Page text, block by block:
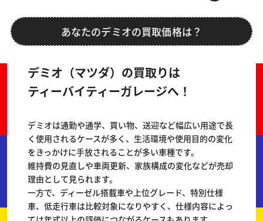
あなたのデミオの買取価格は？
デミオ（マツダ）の買取りは
ティーバイティーガレージへ！
デミオは通勤や通学、買い物、送迎など幅広い用途で長
く使用されるケースが多く、生活環境や使用目的の変化
をきっかけに手放されることが多い車種です。
維持費の見直しや車両更新、家族構成の変化などが売却
理由として見られます。
一方で、ディーゼル搭載車や上位グレード、特別仕様
車、低走行車は比較対象になりやすく、仕様内容によっ